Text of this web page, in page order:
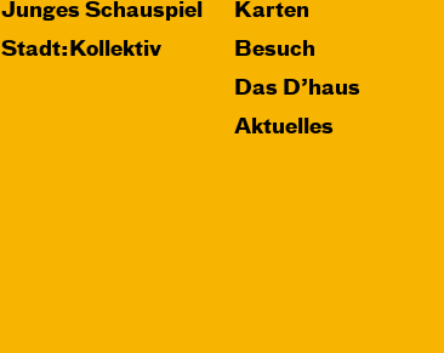
Junges Schauspiel
Stadt:Kollektiv
Karten
Besuch
Das D’haus
Aktuelles